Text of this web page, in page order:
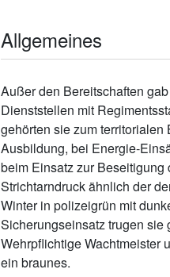
Allgemeines
Außer den Bereitschaften
Dienststellen mit
gehörten sie zum
Ausbildung, bei Energie-
beim Einsatz zur
Strichtarndruck ähnlich der
Winter in polizeigrün mit
Sicherungseinsatz trugen
Wehrpflichtige Wachtmeister
ein braunes.